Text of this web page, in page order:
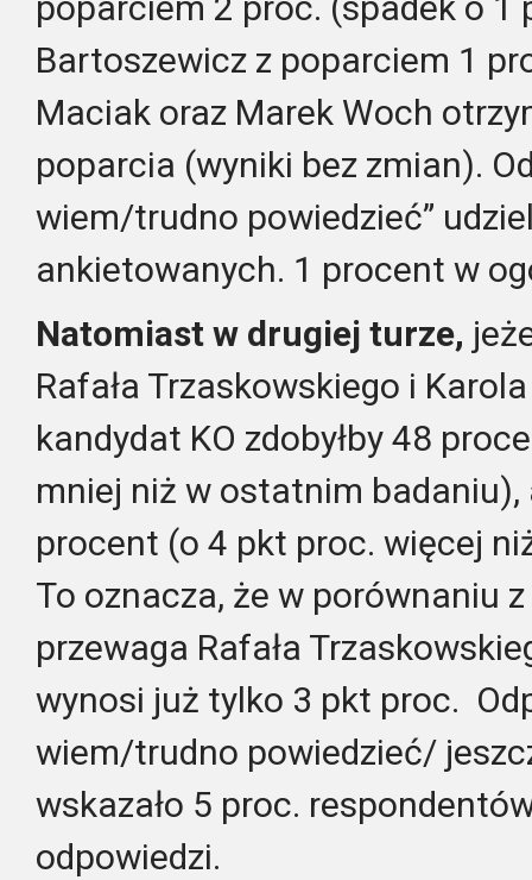
Bartoszewicz z poparciem 1
Maciak oraz Marek Woch
poparcia (wyniki bez zmian).
wiem/trudno powiedzieć”
ankietowanych. 1 procent w
Natomiast w drugiej turze,
Rafała Trzaskowskiego i
kandydat KO zdobyłby 48
mniej niż w ostatnim
procent (o 4 pkt proc. więcej
To oznacza, że w porównaniu
przewaga Rafała
wynosi już tylko 3 pkt proc.
wiem/trudno powiedzieć/
wskazało 5 proc.
odpowiedzi.